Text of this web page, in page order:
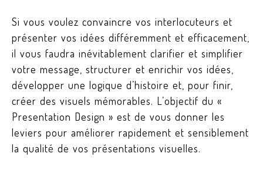
Si vous voulez convaincre vos interlocuteurs et
présenter vos idées différemment et efficacement,
il vous faudra inévitablement clarifier et simplifier
votre message, structurer et enrichir vos idées,
développer une logique d’histoire et, pour finir,
créer des visuels mémorables. L’objectif du «
Presentation Design » est de vous donner les
leviers pour améliorer rapidement et sensiblement
la qualité de vos présentations visuelles.